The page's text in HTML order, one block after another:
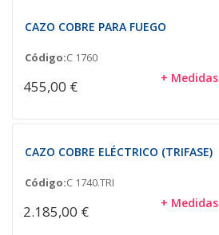
CAZO COBRE PARA FUEGO
Código:C 1760
455,00 € + Medidas
CAZO COBRE ELÉCTRICO (TRIFASE)
Código:C 1740.TRI
2.185,00 € + Medidas